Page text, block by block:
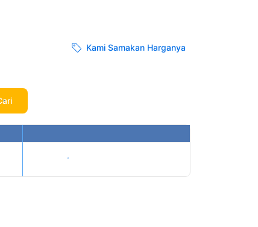
Kami Samakan Harganya
Tampilkan harga